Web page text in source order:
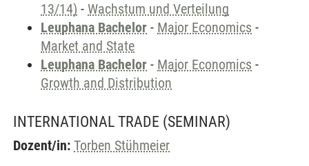
13/14) - Wachstum und Verteilung
Leuphana Bachelor - Major Economics -
Market and State
Leuphana Bachelor - Major Economics -
Growth and Distribution
INTERNATIONAL TRADE (SEMINAR)
Dozent/in: Torben Stühmeier